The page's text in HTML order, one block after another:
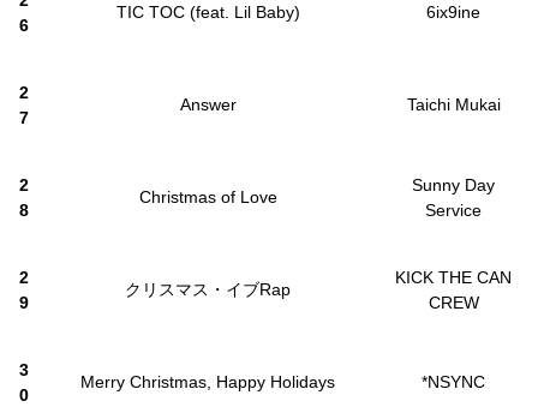
6
TIC TOC (feat. Lil Baby) 6ix9ine
2
7
Answer Taichi Mukai
2
8
Christmas of Love
Sunny Day
Service
2
9
クリスマス・イブRap
KICK THE CAN
CREW
3
0
Merry Christmas, Happy Holidays *NSYNC